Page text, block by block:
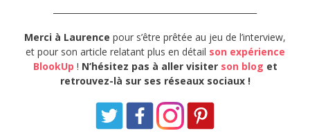
Merci à Laurence pour s’être prêtée au jeu de l’interview,
et pour son article relatant plus en détail son expérience
BlookUp ! N’hésitez pas à aller visiter son blog et
retrouvez-là sur ses réseaux sociaux !